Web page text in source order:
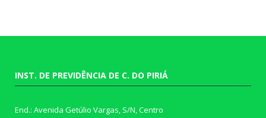
INST. DE PREVIDÊNCIA DE C. DO PIRIÁ
End.: Avenida Getúlio Vargas, S/N, Centro